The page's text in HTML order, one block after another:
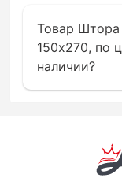
Товар
150х270, по
наличии?